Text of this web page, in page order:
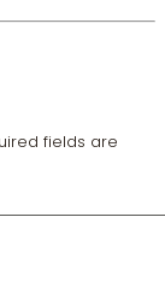
fields are